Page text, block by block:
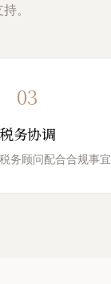
。
03
税务协调
务顾问配合合规事宜